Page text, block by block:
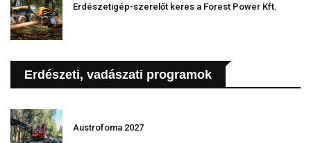
Erdészetigép-szerelőt keres a Forest Power Kft.
Erdészeti, vadászati programok
Austrofoma 2027